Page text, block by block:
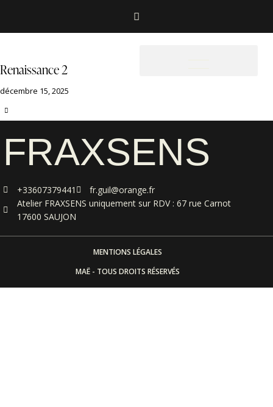
Renaissance 2
décembre 15, 2025
FRAXSENS
+33607379441
fr.guil@orange.fr
Atelier FRAXSENS uniquement sur RDV : 67 rue Carnot
17600 SAUJON
MAË - TOUS DROITS RÉSERVÉS
MENTIONS LÉGALES